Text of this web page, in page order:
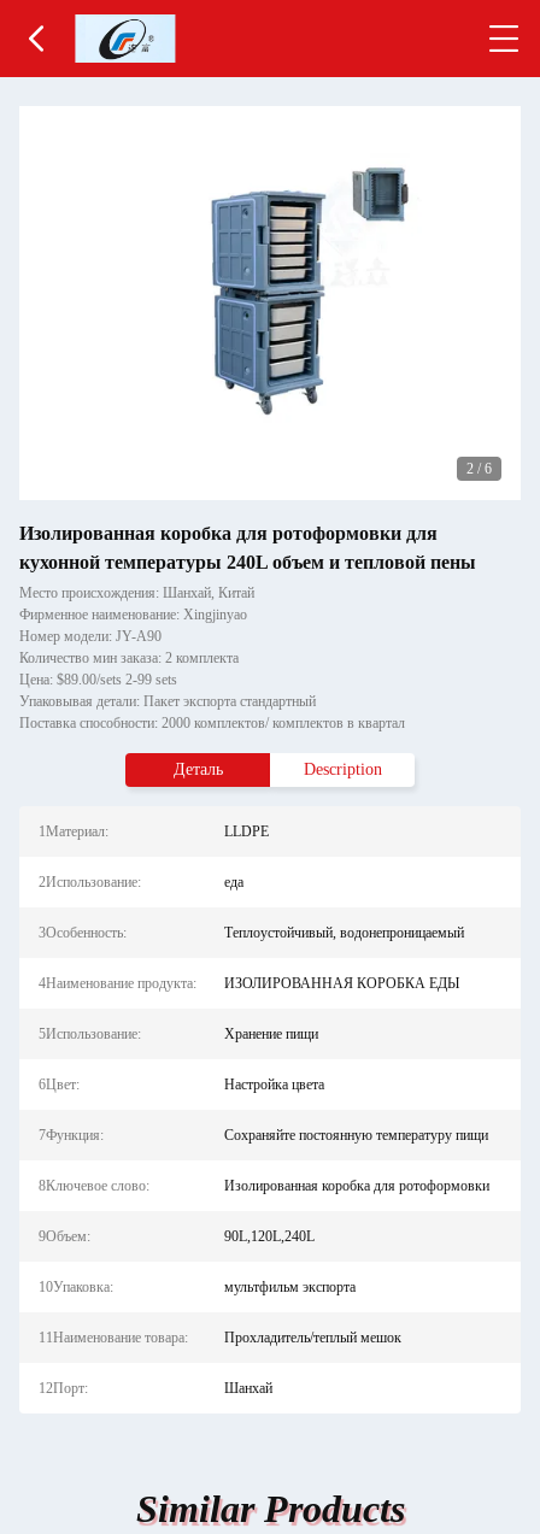
2 / 6
Изолированная коробка для ротоформовки для
кухонной температуры 240L объем и тепловой пены
Место происхождения: Шанхай, Китай
Фирменное наименование: Xingjinyao
Номер модели: JY-A90
Количество мин заказа: 2 комплекта
Цена: $89.00/sets 2-99 sets
Упаковывая детали: Пакет экспорта стандартный
Поставка способности: 2000 комплектов/ комплектов в квартал
Деталь Description
1Материал: LLDPE
2Использование: еда
3Особенность: Теплоустойчивый, водонепроницаемый
4Наименование продукта: ИЗОЛИРОВАННАЯ КОРОБКА ЕДЫ
5Использование: Хранение пищи
6Цвет: Настройка цвета
7Функция: Сохраняйте постоянную температуру пищи
8Ключевое слово: Изолированная коробка для ротоформовки
9Объем: 90L,120L,240L
10Упаковка: мультфильм экспорта
11Наименование товара: Прохладитель/теплый мешок
12Порт: Шанхай
Similar Products